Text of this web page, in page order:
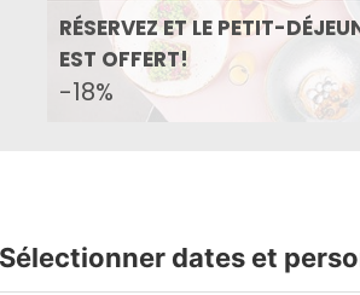
RÉSERVEZ ET LE PETIT-
EST OFFERT!
-18%
Sélectionner dates et